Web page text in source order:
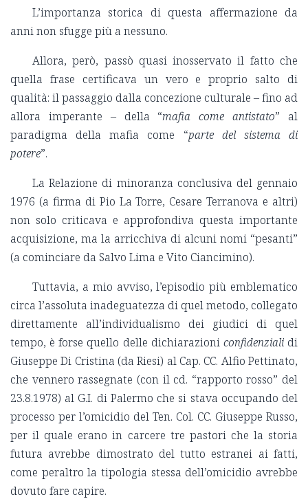
L’importanza storica di questa affermazione da
anni non sfugge più a nessuno.
Allora, però, passò quasi inosservato il fatto che
quella frase certificava un vero e proprio salto di
qualità: il passaggio dalla concezione culturale – fino ad
allora imperante – della “mafia come antistato” al
paradigma della mafia come “parte del sistema di
potere”.
La Relazione di minoranza conclusiva del gennaio
1976 (a firma di Pio La Torre, Cesare Terranova e altri)
non solo criticava e approfondiva questa importante
acquisizione, ma la arricchiva di alcuni nomi “pesanti”
(a cominciare da Salvo Lima e Vito Ciancimino).
Tuttavia, a mio avviso, l’episodio più emblematico
circa l’assoluta inadeguatezza di quel metodo, collegato
direttamente all’individualismo dei giudici di quel
tempo, è forse quello delle dichiarazioni confidenzialidi
Giuseppe Di Cristina (da Riesi) al Cap. CC. Alfio Pettinato,
che vennero rassegnate (con il cd. “rapporto rosso” del
23.8.1978) al G.I. di Palermo che si stava occupando del
processo per l’omicidio del Ten. Col. CC. Giuseppe Russo,
per il quale erano in carcere tre pastori che la storia
futura avrebbe dimostrato del tutto estranei ai fatti,
come peraltro la tipologia stessa dell’omicidio avrebbe
dovuto fare capire.